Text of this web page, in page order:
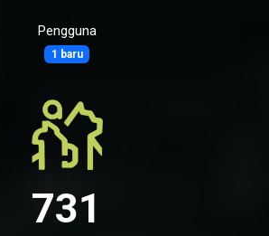
Pengguna
1 baru
731